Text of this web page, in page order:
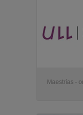
Maestrías -